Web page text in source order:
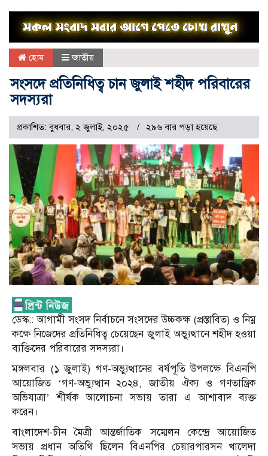
হোম জাতীয়
সংসদে প্রতিনিধিত্ব চান জুলাই শহীদ পরিবারের
সদস্যরা
প্রকাশিত: বুধবার, ২ জুলাই, ২০২৫ ২৯৬ বার পড়া হয়েছে
ডেস্ক:: আগামী সংসদ নির্বাচনে সংসদের উচ্চকক্ষ (প্রস্তাবিত) ও নিম্ন
কক্ষে নিজেদের প্রতিনিধিত্ব চেয়েছেন জুলাই অভ্যুত্থানে শহীদ হওয়া
ব্যক্তিদের পরিবারের সদস্যরা।
মঙ্গলবার (১ জুলাই) গণ-অভ্যুত্থানের বর্ষপূতি উপলক্ষে বিএনপি
আয়োজিত ‘গণ-অভ্যুত্থান ২০২৪, জাতীয় ঐক্য ও গণতান্ত্রিক
অভিযাত্রা’ শীর্ষক আলোচনা সভায় তারা এ আশাবাদ ব্যক্ত
করেন।
বাংলাদেশ-চীন মৈত্রী আন্তর্জাতিক সম্মেলন কেন্দ্রে আয়োজিত
সভায় প্রধান অতিথি ছিলেন বিএনপির চেয়ারপারসন খালেদা